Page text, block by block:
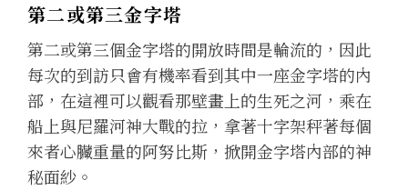
第二或第三金字塔
第二或第三個金字塔的開放時間是輪流的，因此
每次的到訪只會有機率看到其中一座金字塔的內
部，在這裡可以觀看那壁畫上的生死之河，乘在
船上與尼羅河神大戰的拉，拿著十字架秤著每個
來者心臟重量的阿努比斯，掀開金字塔內部的神
秘面紗。